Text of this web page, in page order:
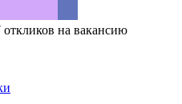
на вакансию